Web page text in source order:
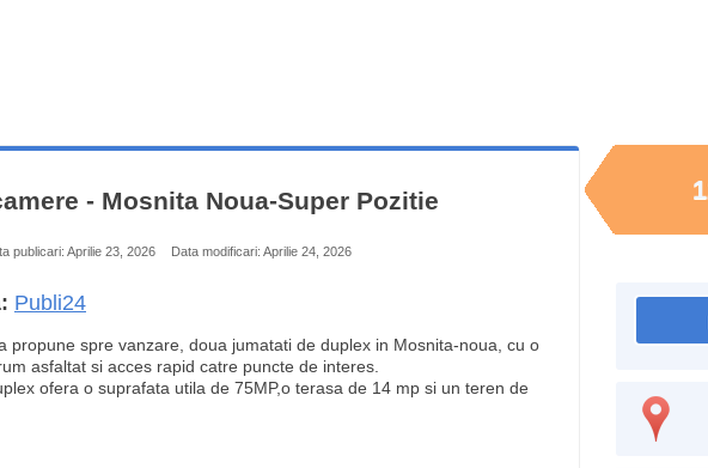
- Mosnita Noua-Super Pozitie
publicari: Aprilie 23, 2026 Data modificari: Aprilie 24, 2026
Publi24
propune spre vanzare, doua jumatati de duplex in Mosnita-noua, cu o
asfaltat si acces rapid catre puncte de interes.
ofera o suprafata utila de 75MP,o terasa de 14 mp si un teren de